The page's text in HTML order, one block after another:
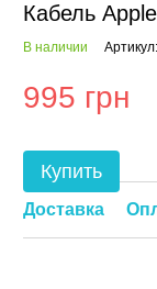
Кабель
В наличии
995 грн
Купить
Доставка